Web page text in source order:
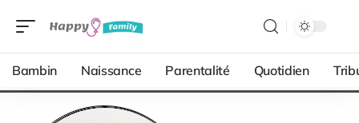
Bambin Naissance Parentalité Quotidien